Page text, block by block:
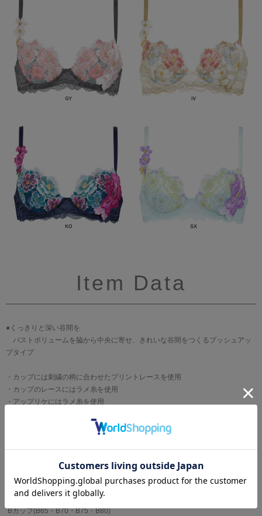
Item Data
●くっきりと深い谷間を
バストボリュームを脇から中央に寄せ、きれいな谷間をつくるプッシュアッ
プタイプ
・カップには刺繍の柄に合わせたプリントレースを使用
・カップのレースにはラメ糸を使用
・アップリケにはラメ糸を使用
・アップリケは牡丹の花をイメージ
WACOAL[ワコール]
サイズ
Bカップ(B65・B70・B75・B80)